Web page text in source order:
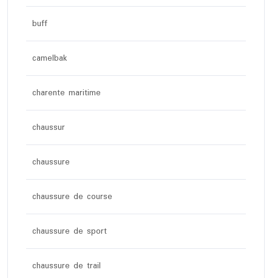
buff
camelbak
charente maritime
chaussur
chaussure
chaussure de course
chaussure de sport
chaussure de trail